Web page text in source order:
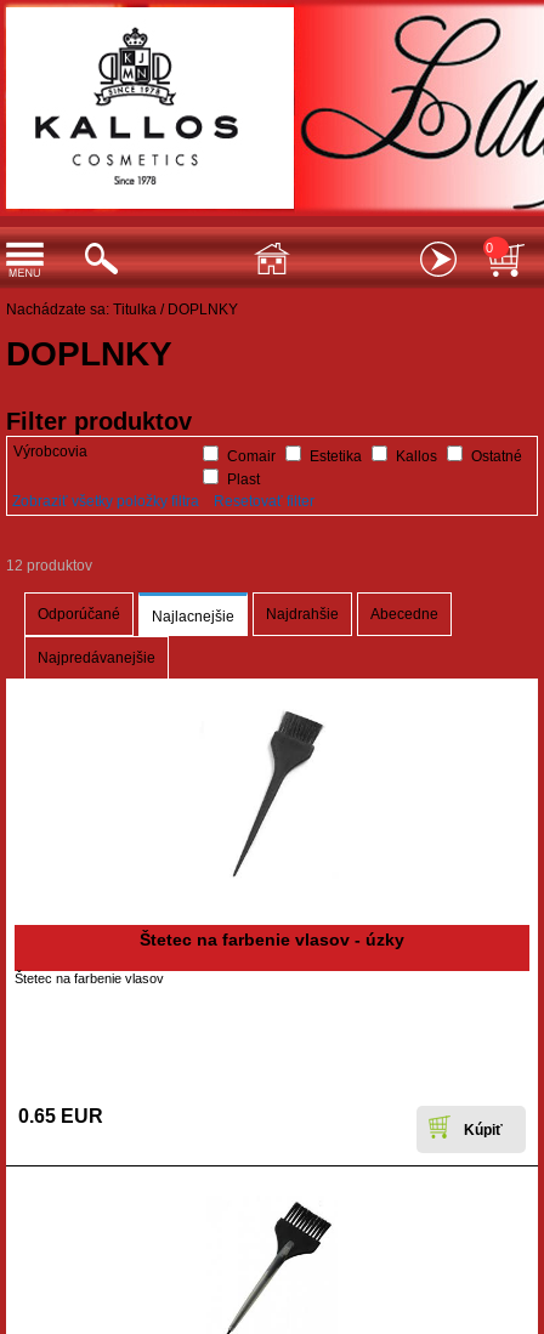
0
Nachádzate sa: Titulka / DOPLNKY
DOPLNKY
Filter produktov
Výrobcovia Comair Estetika Kallos
Ostatné
Plast
Zobraziť všetky položky filtra
Resetovať filter
12 produktov
Odporúčané Najlacnejšie Najdrahšie Abecedne
Najpredávanejšie
Štetec na farbenie vlasov - úzky
Štetec na farbenie vlasov
0.65 EUR